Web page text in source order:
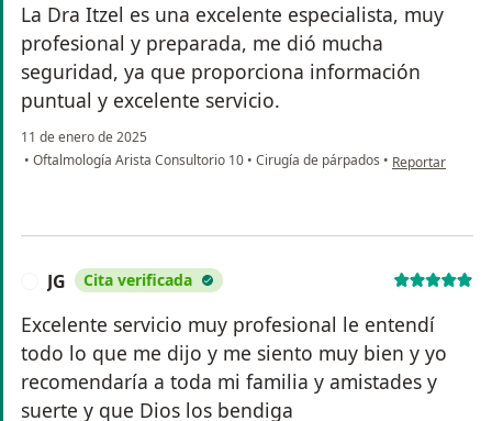
La Dra Itzel es una excelente especialista, muy
profesional y preparada, me dió mucha
seguridad, ya que proporciona información
puntual y excelente servicio.
11 de enero de 2025
• Oftalmología Arista Consultorio 10 • Cirugía de párpados • en opinión del
Reportar
JG Cita verificada
Excelente servicio muy profesional le entendí
todo lo que me dijo y me siento muy bien y yo
recomendaría a toda mi familia y amistades y
suerte y que Dios los bendiga